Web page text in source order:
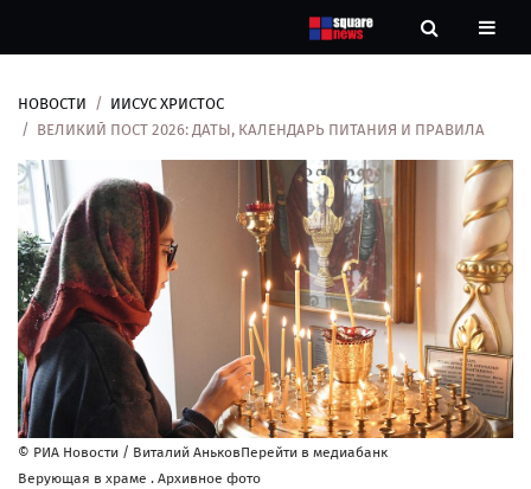
Новости
Рубрики
Контакты
О
нас
НОВОСТИ
ИИСУС ХРИСТОС
ВЕЛИКИЙ ПОСТ 2026: ДАТЫ, КАЛЕНДАРЬ ПИТАНИЯ И ПРАВИЛА
© РИА Новости / Виталий АньковПерейти в медиабанк
Верующая в храме . Архивное фото